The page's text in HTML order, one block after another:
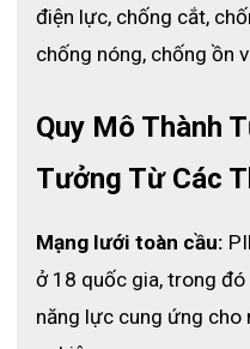
● Chất liệu: Nitrile không
● Độ dày: 6 Mils
● Tiêu chuẩn sản phẩm đáp
điện lực, chống cắt,
chống nóng, chống ồn
Quy Mô Thành
Tưởng Từ Các
Mạng lưới toàn cầu:
ở 18 quốc gia, trong
năng lực cung ứng